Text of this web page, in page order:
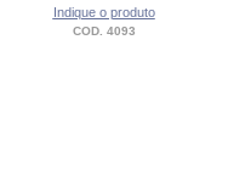
Indique o produto
COD. 4093